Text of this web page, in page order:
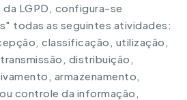
LGPD, configura-se
todas as seguintes atividades:
classificação, utilização,
distribuição,
armazenamento,
controle da informação,